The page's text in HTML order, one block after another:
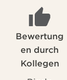
Bewertung
en durch
Kollegen